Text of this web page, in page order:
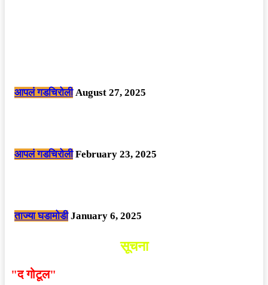
आपलं गडचिरोली August 27, 2025
आपलं गडचिरोली February 23, 2025
ताज्या घडामोडी January 6, 2025
सूचना
"द गोटूल"